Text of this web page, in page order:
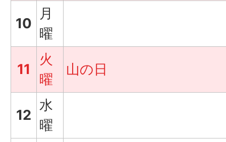
10
月
曜
11
火
曜
山の日
12
水
曜